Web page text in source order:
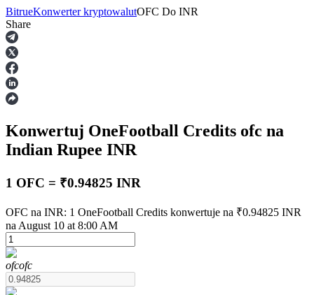
Kontrakty terminowe
Kontrakty terminowe na USDT
Kontrakty futures wykorzystujące USDT jako zabezpieczenie
BitrueKonwerter kryptowalutOFC Do INR
Share
Konwertuj OneFootball Credits ofc na
Indian Rupee INR
1 OFC = ₹0.94825 INR
OFC na INR: 1 OneFootball Credits konwertuje na ₹0.94825 INR
na August 10 at 8:00 AM
ofcofc